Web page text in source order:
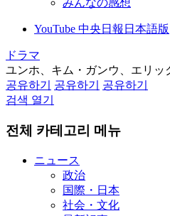
みんなの感想
YouTube 中央日報日本語版
ドラマ
ユンホ、キム・ガンウ、エリ
공유하기
공유하기
공유하기
검색 열기
전체 카테고리 메뉴
ニュース
政治
国際・日本
社会・文化